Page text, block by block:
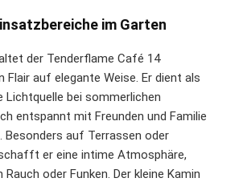
im Garten
der Tenderflame Café 14
Flair auf elegante Weise. Er dient als
Lichtquelle bei sommerlichen
entspannt mit Freunden und Familie
Besonders auf Terrassen oder
er eine intime Atmosphäre,
oder Funken. Der kleine Kamin